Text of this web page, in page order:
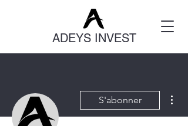
ADEYS INVEST
S'abonner